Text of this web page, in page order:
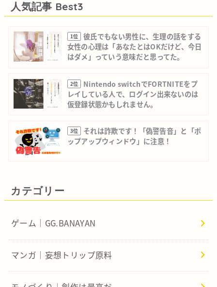
人気記事 Best3
1位
彼氏でもない男性に、生理の話をする
女性の心理は「あなたとはOKだけど、今日
はダメ」っていう意味だと思ってた。
2位
Nintendo switchでFORTNITEをプ
レイしている人で、ログイン出来ないのは
仮登録状態かもしれません。
3位
それは詐欺です！「偽警告音」と「ポ
ップアップウィンドウ」に注意！
カテゴリー
ゲーム｜GG.BANAYAN
マンガ｜妄想トリップ原料